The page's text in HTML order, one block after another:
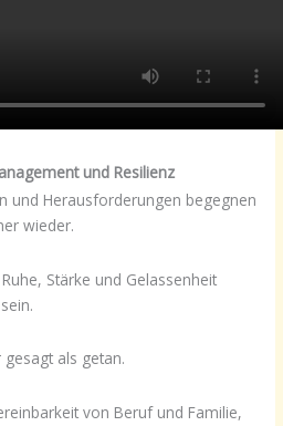
und Resilienz
und Herausforderungen begegnen
wieder.
Stärke und Gelassenheit
als getan.
von Beruf und Familie,